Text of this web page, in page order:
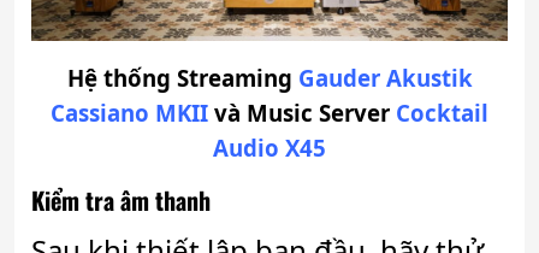
Hệ thống Streaming Gauder Akustik
Cassiano MKII và Music Server Cocktail
Audio X45
Kiểm tra âm thanh